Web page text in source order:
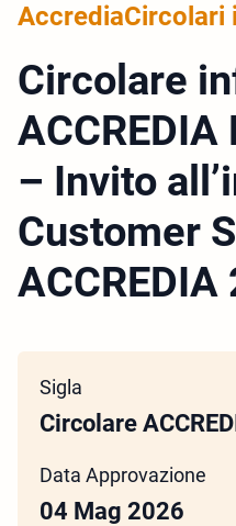
AccrediaCircolari
Circolare
– Invito
Customer
ACCREDIA
Sigla
Circolare
Data Approvazione
04 Mag 2026